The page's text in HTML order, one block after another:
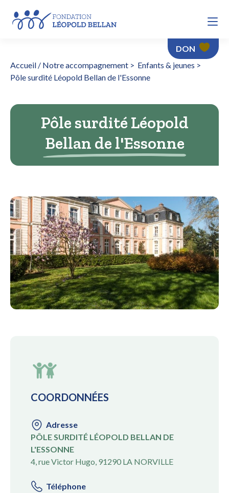
DON
Accueil / Notre accompagnement > Enfants & jeunes >
Pôle surdité Léopold Bellan de l'Essonne
Pôle surdité Léopold
Bellan de l'Essonne
COORDONNÉES
Adresse
PÔLE SURDITÉ LÉOPOLD BELLAN DE
L'ESSONNE
4, rue Victor Hugo, 91290 LA NORVILLE
Téléphone